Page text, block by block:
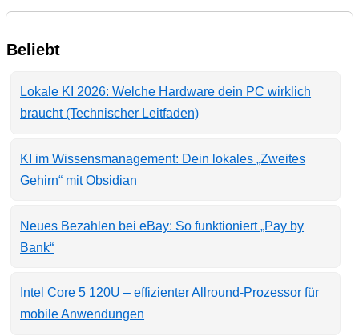
Beliebt
Lokale KI 2026: Welche Hardware dein PC wirklich
braucht (Technischer Leitfaden)
KI im Wissensmanagement: Dein lokales „Zweites
Gehirn“ mit Obsidian
Neues Bezahlen bei eBay: So funktioniert „Pay by
Bank“
Intel Core 5 120U – effizienter Allround-Prozessor für
mobile Anwendungen